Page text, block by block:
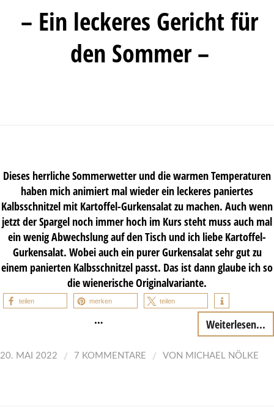
– Ein leckeres Gericht für
den Sommer –
Dieses herrliche Sommerwetter und die warmen Temperaturen
haben mich animiert mal wieder ein leckeres paniertes
Kalbsschnitzel mit Kartoffel-Gurkensalat zu machen. Auch wenn
jetzt der Spargel noch immer hoch im Kurs steht muss auch mal
ein wenig Abwechslung auf den Tisch und ich liebe Kartoffel-
Gurkensalat. Wobei auch ein purer Gurkensalat sehr gut zu
einem panierten Kalbsschnitzel passt. Das ist dann glaube ich so
die wienerische Originalvariante.
teilen merken teilen
… Weiterlesen...
20. MAI 2022 / 7 KOMMENTARE / VON MICHAEL NÖLKE